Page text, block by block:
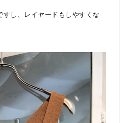
すし、レイヤードもしやすくな